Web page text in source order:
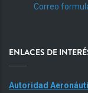
Correo
ENLACES DE
Autoridad